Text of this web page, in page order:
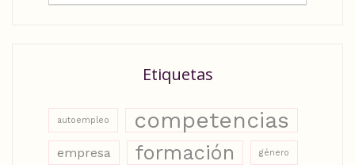
Etiquetas
autoempleo competencias
empresa formación género